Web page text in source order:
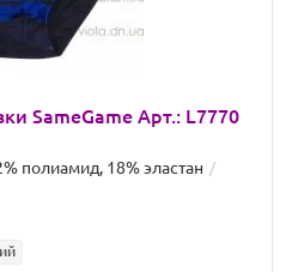
SameGame Арт.: L7770
полиамид, 18% эластан